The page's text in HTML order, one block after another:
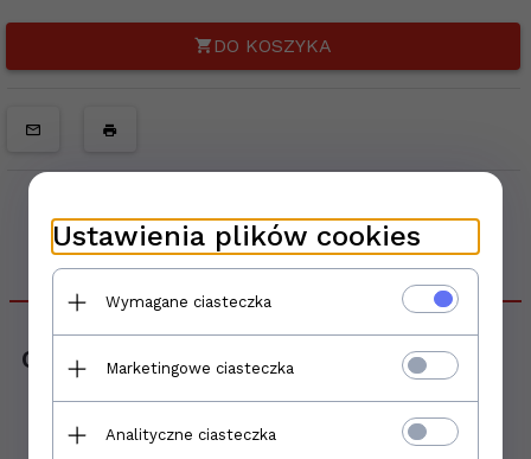
DO KOSZYKA
DANE TECHNICZNE
Opis produktu
Ustawienia plików cookies
Wymagane ciasteczka
Marketingowe ciasteczka
Analityczne ciasteczka